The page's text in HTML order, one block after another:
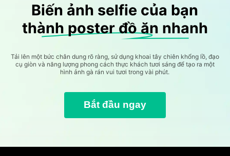
Biến ảnh selfie của bạn
thành poster đồ ăn nhanh
Tải lên một bức chân dung rõ ràng, sử dụng khoai tây chiên khổng lồ, đạo
cụ giòn và năng lượng phong cách thực khách tươi sáng để tạo ra một
hình ảnh gà rán vui tươi trong vài phút.
Bắt đầu ngay